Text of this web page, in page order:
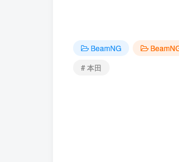
BeamNG
# 本田